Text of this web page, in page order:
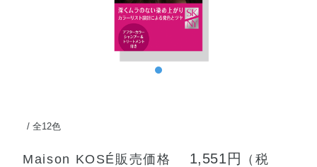
全12色
Maison KOSÉ販売価格 1,551円
（税